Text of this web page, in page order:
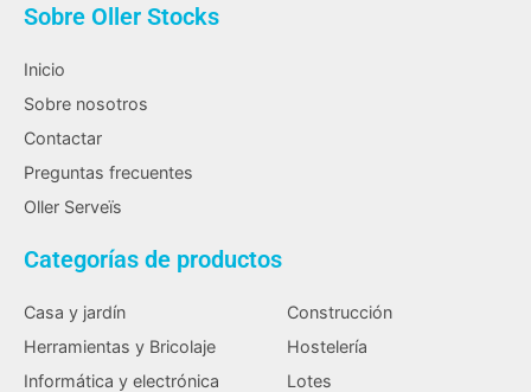
Sobre Oller Stocks
Inicio
Sobre nosotros
Contactar
Preguntas frecuentes
Oller Serveïs
Categorías de productos
Casa y jardín
Construcción
Herramientas y Bricolaje
Hostelería
Informática y electrónica
Lotes